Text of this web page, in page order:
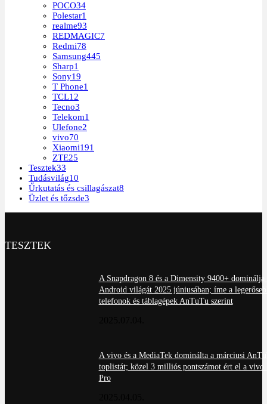
POCO34
Polestar1
realme93
REDMAGIC7
Redmi78
Samsung445
Sharp1
Sony19
T Phone1
TCL12
Tecno3
Telekom1
Ulefone2
vivo70
Xiaomi191
ZTE25
Tesztek33
Tudásvilág10
Űrkutatás és csillagászat8
Üzlet és tőzsde3
TESZTEK
A Snapdragon 8 és a Dimensity 9400+ dominálja
Android világát 2025 júniusában; íme a
telefonok és táblagépek AnTuTu szerint
A vivo és a MediaTek dominálta a márciusi
toplistát; közel 3 milliós pontszámot ért el a vivo
Pro